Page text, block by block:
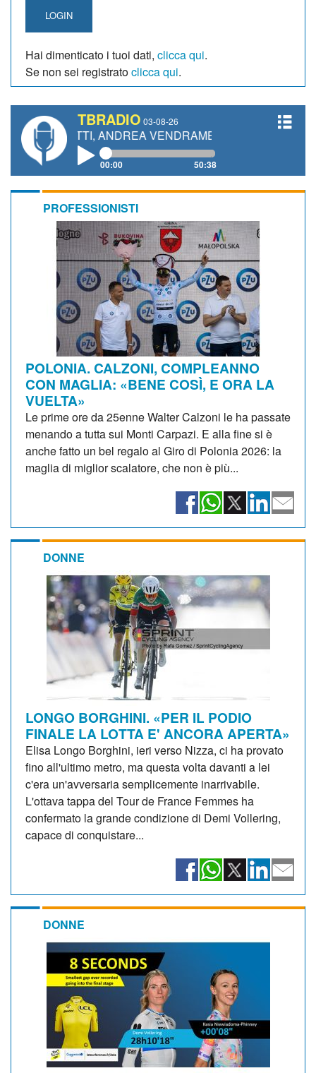
LOGIN
Hai dimenticato i tuoi dati, clicca qui.
Se non sei registratoclicca qui.
TBRADIO 03-08-26
ANDREA VENDRAME, FILIPPO FIORELLI
00:00 50:38
PROFESSIONISTI
POLONIA. CALZONI, COMPLEANNO
CON MAGLIA: «BENE COSÌ, E ORA LA
VUELTA»
Le prime ore da 25enne Walter Calzoni le ha passate
menando a tutta sui Monti Carpazi. E alla fine si è
anche fatto un bel regalo al Giro di Polonia 2026: la
maglia di miglior scalatore, che non è più...
DONNE
LONGO BORGHINI. «PER IL PODIO
FINALE LA LOTTA E' ANCORA APERTA»
Elisa Longo Borghini, ieri verso Nizza, ci ha provato
fino all'ultimo metro, ma questa volta davanti a lei
c'era un'avversaria semplicemente inarrivabile.
L'ottava tappa del Tour de France Femmes ha
confermato la grande condizione di Demi Vollering,
capace di conquistare...
DONNE